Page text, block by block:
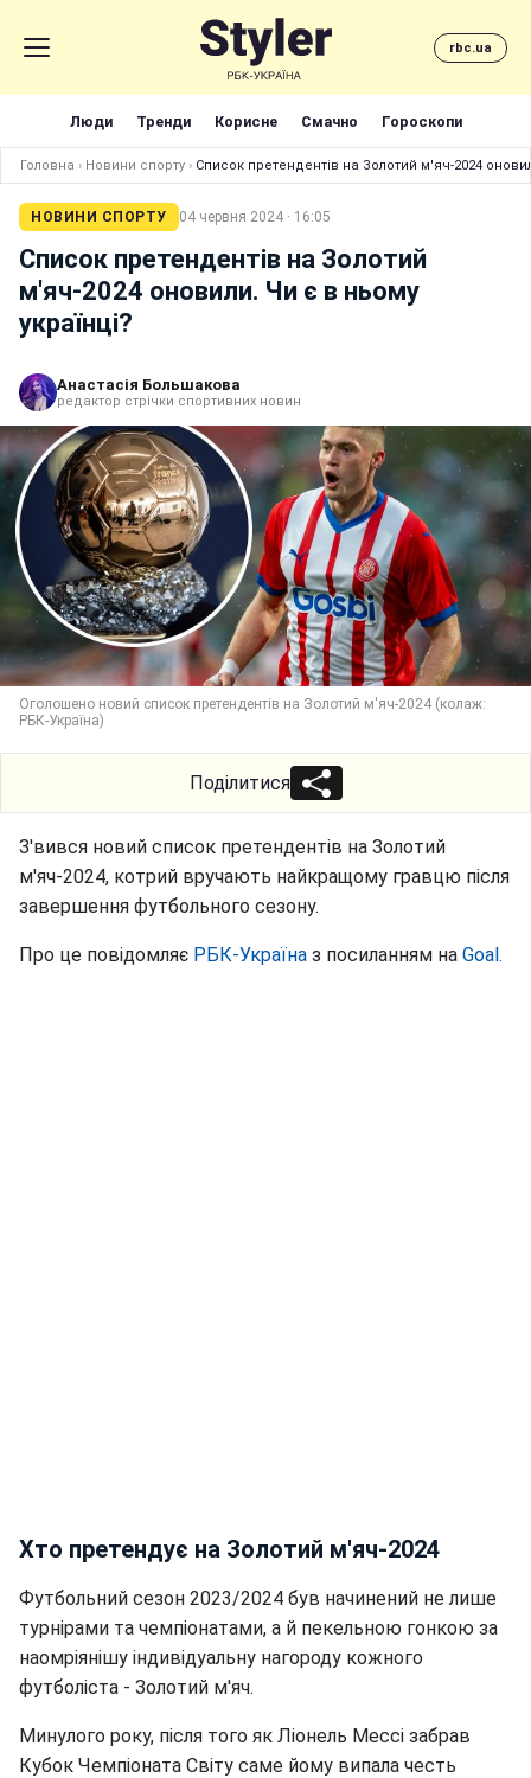
rbc.ua
Люди Тренди Корисне Смачно Гороскопи
Головна › Новини спорту › Список претендентів на Золотий м'яч-2024
НОВИНИ СПОРТУ 04 червня 2024 · 16:05
Список претендентів на Золотий
м'яч-2024 оновили. Чи є в ньому
українці?
Анастасія Большакова
редактор стрічки спортивних новин
Оголошено новий список претендентів на Золотий м'яч-2024 (колаж:
РБК-Україна)
Поділитися
З'вився новий список претендентів на Золотий
м'яч-2024, котрий вручають найкращому гравцю після
завершення футбольного сезону.
Про це повідомляє РБК-Україна з посиланням на Goal.
Хто претендує на Золотий м'яч-2024
Футбольний сезон 2023/2024 був начинений не лише
турнірами та чемпіонатами, а й пекельною гонкою за
наомріянішу індивідуальну нагороду кожного
футболіста - Золотий м'яч.
Минулого року, після того як Ліонель Мессі забрав
Кубок Чемпіоната Світу саме йому випала честь